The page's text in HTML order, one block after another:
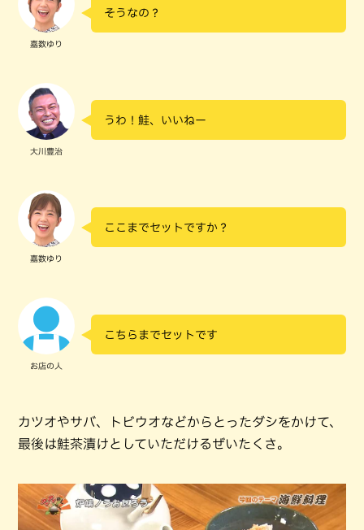
嘉数ゆり
そうなの？
大川豊治
うわ！鮭、いいねー
嘉数ゆり
ここまでセットですか？
お店の人
こちらまでセットです
カツオやサバ、トビウオなどからとったダシをかけて、
最後は鮭茶漬けとしていただけるぜいたくさ。